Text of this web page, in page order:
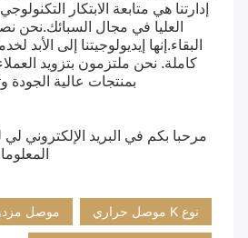
إدارتنا هي متابعة الابتكار
العليا في مجال السبائك.نحن
البقاء.إنها إيديولوجيتنا إلى
كاملة. نحن ملتزمون بتزويد
بمنتجات عالية الجودة
مرحبا بكم في البريد الإلكتروني
نوع K موصل حراري موصل